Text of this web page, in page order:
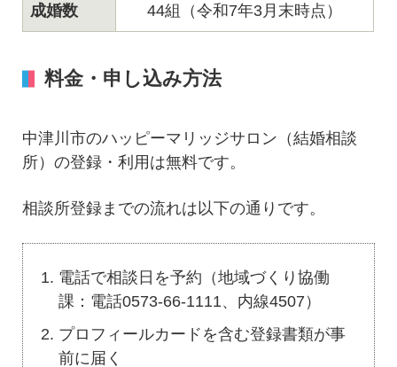
成婚数 44組（令和7年3月末時点）
料金・申し込み方法
中津川市のハッピーマリッジサロン（結婚相談
所）の登録・利用は無料です。
相談所登録までの流れは以下の通りです。
電話で相談日を予約（地域づくり協働
課：電話0573-66-1111、内線4507）
プロフィールカードを含む登録書類が事
前に届く